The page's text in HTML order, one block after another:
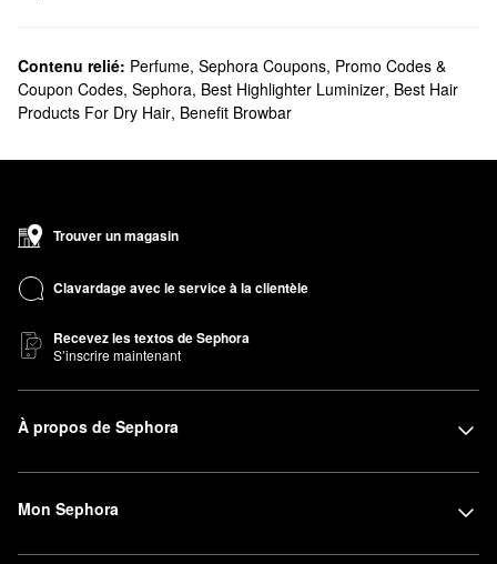
Contenu relié: Perfume, Sephora Coupons, Promo Codes &
Coupon Codes, Sephora, Best Highlighter Luminizer, Best Hair
Products For Dry Hair, Benefit Browbar
Trouver un magasin
Clavardage avec le service à la clientèle
Recevez les textos de Sephora
S’inscrire maintenant
À propos de Sephora
Mon Sephora